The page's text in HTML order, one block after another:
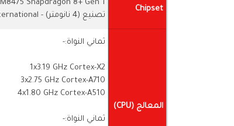
Chipset
تصنيع (4 نانومتر) - International
المعالج (CPU)
ثماني النواة:-
1x3.19 GHz Cortex-X2
3x2.75 GHz Cortex-A710
4x1.80 GHz Cortex-A510
ثماني النواة:-